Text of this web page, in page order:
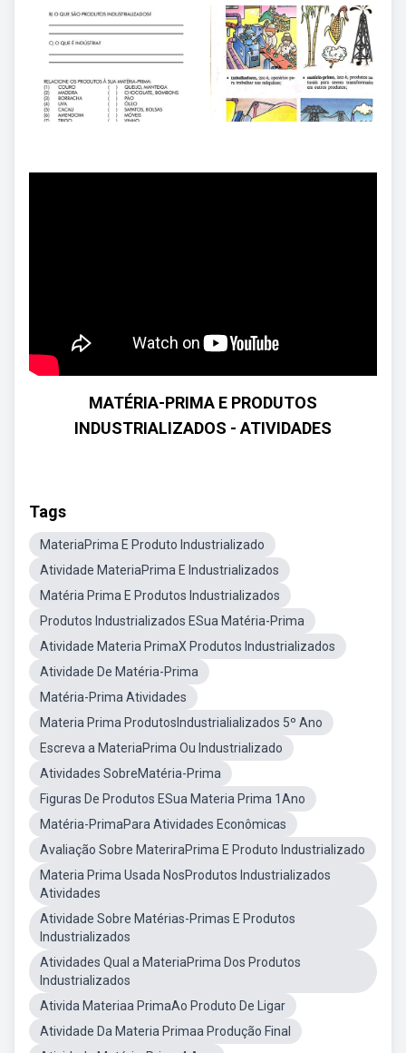
MATÉRIA-PRIMA E PRODUTOS
INDUSTRIALIZADOS - ATIVIDADES
Tags
MateriaPrima E Produto Industrializado
Atividade MateriaPrima E Industrializados
Matéria Prima E Produtos Industrializados
Produtos Industrializados ESua Matéria-Prima
Atividade Materia PrimaX Produtos Industrializados
Atividade De Matéria-Prima
Matéria-Prima Atividades
Materia Prima ProdutosIndustrialializados 5º Ano
Escreva a MateriaPrima Ou Industrializado
Atividades SobreMatéria-Prima
Figuras De Produtos ESua Materia Prima 1Ano
Matéria-PrimaPara Atividades Econômicas
Avaliação Sobre MateriraPrima E Produto Industrializado
Materia Prima Usada NosProdutos Industrializados
Atividades
Atividade Sobre Matérias-Primas E Produtos
Industrializados
Atividades Qual a MateriaPrima Dos Produtos
Industrializados
Ativida Materiaa PrimaAo Produto De Ligar
Atividade Da Materia Primaa Produção Final